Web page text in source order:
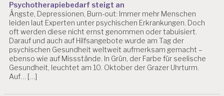
Psychotherapiebedarf steigt an
Ängste, Depressionen, Burn-out: Immer mehr Menschen
leiden laut Experten unter psychischen Erkrankungen. Doch
oft werden diese nicht ernst genommen oder tabuisiert.
Darauf und auch auf Hilfsangebote wurde am Tag der
psychischen Gesundheit weltweit aufmerksam gemacht –
ebenso wie auf Missstände. In Grün, der Farbe für seelische
Gesundheit, leuchtet am 10. Oktober der Grazer Uhrturm.
Auf… […]